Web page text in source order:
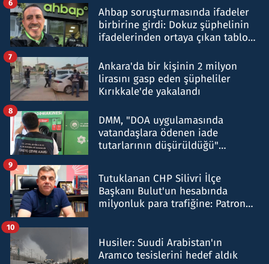
Ahbap soruşturmasında ifadeler
birbirine girdi: Dokuz şüphelinin
ifadelerinden ortaya çıkan tablo
6
Ankara'da bir kişinin 2 milyon
lirasını gasp eden şüpheliler
Kırıkkale'de yakalandı
7
DMM, "DOA uygulamasında
vatandaşlara ödenen iade
tutarlarının düşürüldüğü"
8
Tutuklanan CHP Silivri İlçe
Başkanı Bulut'un hesabında
milyonluk para trafiğine: Patron
9
Husiler: Suudi Arabistan'ın
Aramco tesislerini hedef aldık
10